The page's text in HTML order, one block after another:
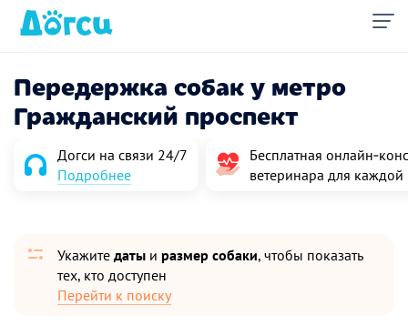
Передержка собак у метро
Гражданский проспект
Догси на связи 24/7
Подробнее
Бесплатная
ветеринара для
Укажите даты и размер собаки, чтобы показать
тех, кто доступен
Перейти к поиску